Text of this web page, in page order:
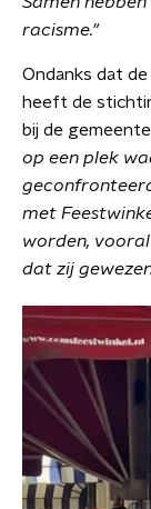
racisme."
Ondanks dat
heeft de
bij de
op een plek
met
worden,
dat zij